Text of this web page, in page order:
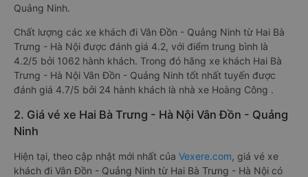
Quảng Ninh.
Chất lượng các xe khách đi Vân Đồn - Quảng Ninh từ Hai Bà
Trưng - Hà Nội được đánh giá 4.2, với điểm trung bình là
4.2/5 bởi 1062 hành khách. Trong đó hãng xe khách Hai Bà
Trưng - Hà Nội Vân Đồn - Quảng Ninh tốt nhất tuyến được
đánh giá 4.7/5 bởi 24 hành khách là nhà xe Hoàng Công .
2. Giá vé xe Hai Bà Trưng - Hà Nội Vân Đồn - Quảng
Ninh
Hiện tại, theo cập nhật mới nhất của Vexere.com, giá vé xe
khách đi Vân Đồn - Quảng Ninh từ Hai Bà Trưng - Hà Nội có